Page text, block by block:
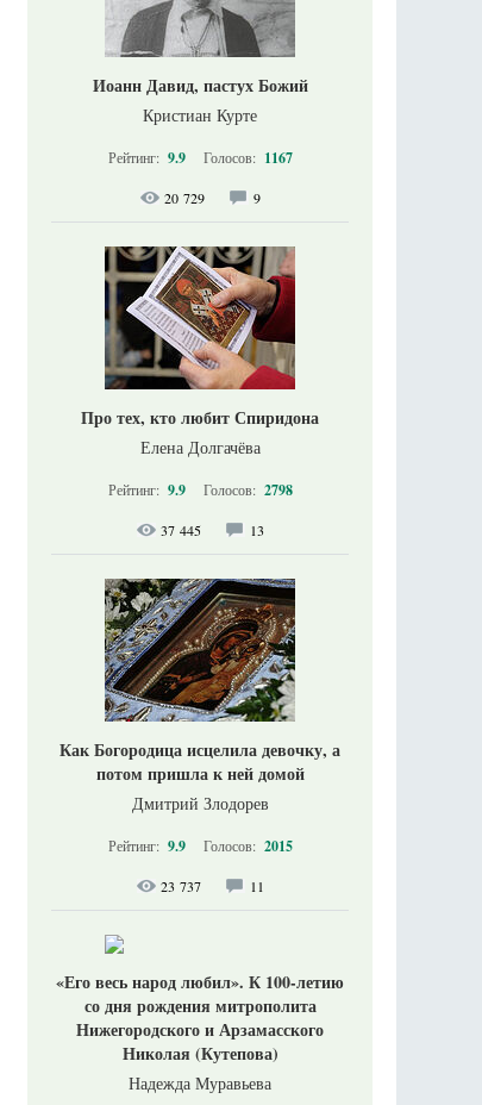
Иоанн Давид, пастух Божий
Кристиан Курте
Рейтинг: 9.9 Голосов: 1167
20 729 9
Про тех, кто любит Спиридона
Елена Долгачёва
Рейтинг: 9.9 Голосов: 2798
37 445 13
Как Богородица исцелила девочку, а
потом пришла к ней домой
Дмитрий Злодорев
Рейтинг: 9.9 Голосов: 2015
23 737 11
«Его весь народ любил». К 100-летию
со дня рождения митрополита
Нижегородского и Арзамасского
Николая (Кутепова)
Надежда Муравьева